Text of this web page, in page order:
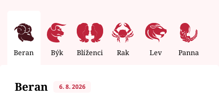
Beran Býk Blíženci Rak Lev Panna
Beran 6. 8. 2026